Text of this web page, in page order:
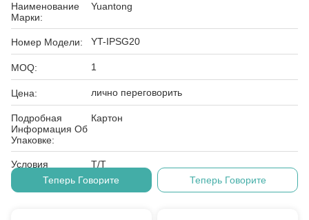
Наименование
Марки:
Yuantong
Номер Модели: YT-IPSG20
MOQ: 1
Цена: лично переговорить
Подробная
Информация Об
Упаковке:
Картон
Условия
Оплаты:
T/T
Теперь Говорите
Теперь Говорите